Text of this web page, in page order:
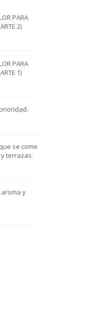
PARA
2)
PARA
1)
se come
terrazas
y